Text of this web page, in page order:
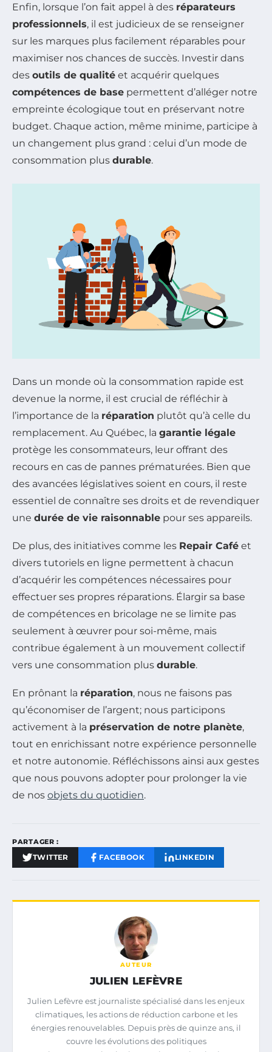
Enfin, lorsque l’on fait appel à des réparateurs
professionnels, il est judicieux de se renseigner
sur les marques plus facilement réparables pour
maximiser nos chances de succès. Investir dans
des outils de qualité et acquérir quelques
compétences de base permettent d’alléger notre
empreinte écologique tout en préservant notre
budget. Chaque action, même minime, participe à
un changement plus grand : celui d’un mode de
consommation plus durable.
Dans un monde où la consommation rapide est
devenue la norme, il est crucial de réfléchir à
l’importance de la réparation plutôt qu’à celle du
remplacement. Au Québec, la garantie légale
protège les consommateurs, leur offrant des
recours en cas de pannes prématurées. Bien que
des avancées législatives soient en cours, il reste
essentiel de connaître ses droits et de revendiquer
une durée de vie raisonnable pour ses appareils.
De plus, des initiatives comme les Repair Café et
divers tutoriels en ligne permettent à chacun
d’acquérir les compétences nécessaires pour
effectuer ses propres réparations. Élargir sa base
de compétences en bricolage ne se limite pas
seulement à œuvrer pour soi-même, mais
contribue également à un mouvement collectif
vers une consommation plus durable.
En prônant la réparation, nous ne faisons pas
qu’économiser de l’argent; nous participons
activement à la préservation de notre planète,
tout en enrichissant notre expérience personnelle
et notre autonomie. Réfléchissons ainsi aux gestes
que nous pouvons adopter pour prolonger la vie
de nos objets du quotidien.
PARTAGER :
TWITTER FACEBOOK LINKEDIN
AUTEUR
JULIEN LEFÈVRE
Julien Lefèvre est journaliste spécialisé dans les enjeux
climatiques, les actions de réduction carbone et les
énergies renouvelables. Depuis près de quinze ans, il
couvre les évolutions des politiques